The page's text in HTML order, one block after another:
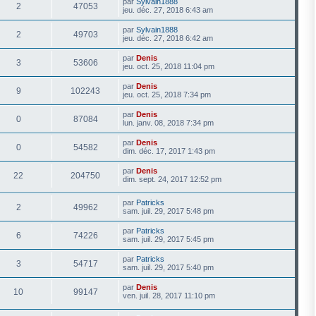
2 47053
jeu. déc. 27, 2018 6:43 am
2 49703 par Sylvain1888
jeu. déc. 27, 2018 6:42 am
3 53606 par Denis
jeu. oct. 25, 2018 11:04 pm
9 102243 par Denis
jeu. oct. 25, 2018 7:34 pm
0 87084 par Denis
lun. janv. 08, 2018 7:34 pm
0 54582 par Denis
dim. déc. 17, 2017 1:43 pm
22 204750 par Denis
dim. sept. 24, 2017 12:52 pm
2 49962 par Patricks
sam. juil. 29, 2017 5:48 pm
6 74226 par Patricks
sam. juil. 29, 2017 5:45 pm
3 54717 par Patricks
sam. juil. 29, 2017 5:40 pm
10 99147 par Denis
ven. juil. 28, 2017 11:10 pm